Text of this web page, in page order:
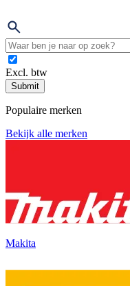
Excl. btw
Submit
Populaire merken
Bekijk alle merken
Makita